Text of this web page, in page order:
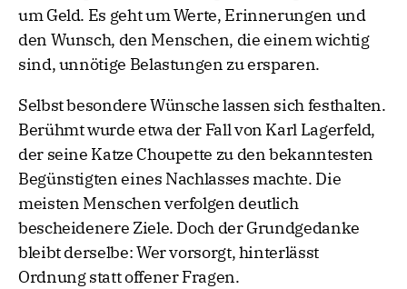
um Geld. Es geht um Werte, Erinnerungen und
den Wunsch, den Menschen, die einem wichtig
sind, unnötige Belastungen zu ersparen.
Selbst besondere Wünsche lassen sich festhalten.
Berühmt wurde etwa der Fall von Karl Lagerfeld,
der seine Katze Choupette zu den bekanntesten
Begünstigten eines Nachlasses machte. Die
meisten Menschen verfolgen deutlich
bescheidenere Ziele. Doch der Grundgedanke
bleibt derselbe: Wer vorsorgt, hinterlässt
Ordnung statt offener Fragen.